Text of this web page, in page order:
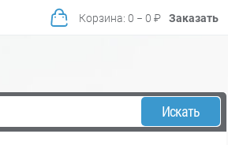
Корзина: 0 − 0 ₽ Заказать
Искать